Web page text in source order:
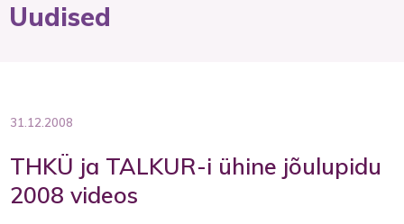
Uudised
31.12.2008
THKÜ ja TALKUR-i ühine jõulupidu
2008 videos